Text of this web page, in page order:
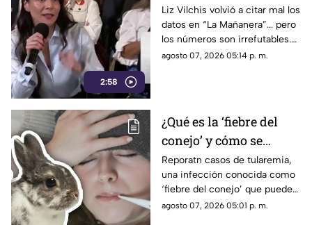
2:58
datos: TV Azteca es el
medio tradicional con
mayor alcance y
credibilidad de México
Liz Vilchis volvió a citar mal los
datos en “La Mañanera”... pero
los números son irrefutables.
El estudio internacional de
evidencia, nadie puede.
agosto 07, 2026 05:14 p. m.
¿Qué es la ‘fiebre del
conejo’ y cómo se
contagia? Reportan
casos de tularemia y
genera alerta en la
población
Reporatn casos de tularemia,
una infección conocida como
‘fiebre del conejo’ que puede
resultar muy grave. Te
agosto 07, 2026 05:01 p. m.